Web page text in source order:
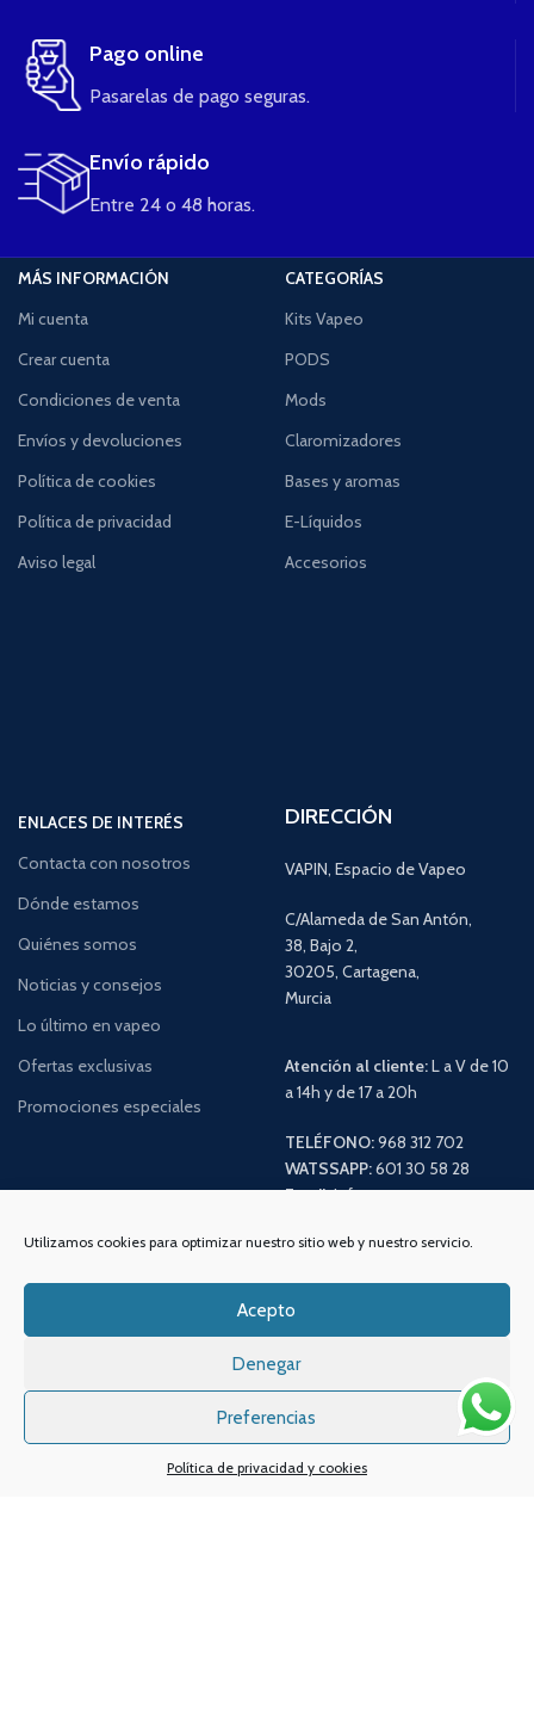
Utilizamos cookies para optimizar nuestro sitio web y nuestro servicio.
Acepto
Denegar
Preferencias
Política de privacidad y cookies
Pago online
Pasarelas de pago seguras.
Envío rápido
Entre 24 o 48 horas.
MÁS INFORMACIÓN
Mi cuenta
Crear cuenta
Condiciones de venta
Envíos y devoluciones
Política de cookies
Política de privacidad
Aviso legal
CATEGORÍAS
Kits Vapeo
PODS
Mods
Claromizadores
Bases y aromas
E-Líquidos
Accesorios
ENLACES DE INTERÉS
Contacta con nosotros
Dónde estamos
Quiénes somos
Noticias y consejos
Lo último en vapeo
Ofertas exclusivas
Promociones especiales
DIRECCIÓN
VAPIN, Espacio de Vapeo
C/Alameda de San Antón,
38, Bajo 2,
30205, Cartagena,
Murcia
Atención al cliente:L a V de 10
a 14h y de 17 a 20h
TELÉFONO:968 312 702
WATSSAPP:601 30 58 28
Email:info@vapeo.es
Sistema de envío